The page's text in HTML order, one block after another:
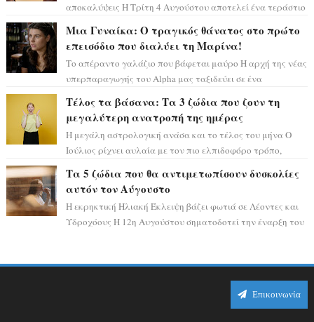
αποκαλύψεις Η Τρίτη 4 Αυγούστου αποτελεί ένα τεράστιο
Μια Γυναίκα: Ο τραγικός θάνατος στο πρώτο
επεισόδιο που διαλύει τη Μαρίνα!
Το απέραντο γαλάζιο που βάφεται μαύρο Η αρχή της νέας
υπερπαραγωγής του Alpha μας ταξιδεύει σε ένα
Τέλος τα βάσανα: Τα 3 ζώδια που ζουν τη
μεγαλύτερη ανατροπή της ημέρας
Η μεγάλη αστρολογική ανάσα και το τέλος του μήνα Ο
Ιούλιος ρίχνει αυλαία με τον πιο ελπιδοφόρο τρόπο,
Τα 5 ζώδια που θα αντιμετωπίσουν δυσκολίες
αυτόν τον Αύγουστο
Η εκρηκτική Ηλιακή Έκλειψη βάζει φωτιά σε Λέοντες και
Υδροχόους Η 12η Αυγούστου σηματοδοτεί την έναρξη του
Επικοινωνία